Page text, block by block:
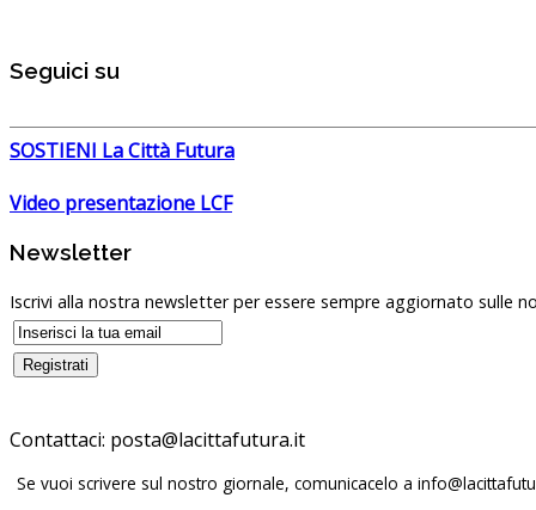
Seguici su
SOSTIENI La Città Futura
Video presentazione LCF
Newsletter
Iscrivi alla nostra newsletter per essere sempre aggiornato sulle
Contattaci:
Se vuoi scrivere sul nostro giornale, comunicacelo a